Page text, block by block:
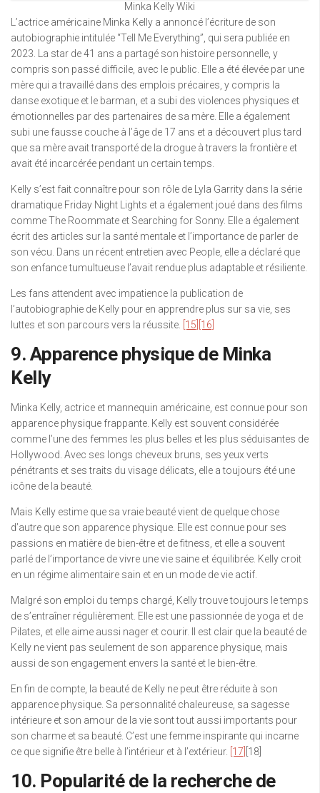
Minka Kelly Wiki
L’actrice américaine Minka Kelly a annoncé l’écriture de son
autobiographie intitulée “Tell Me Everything”, qui sera publiée en
2023. La star de 41 ans a partagé son histoire personnelle, y
compris son passé difficile, avec le public. Elle a été élevée par une
mère qui a travaillé dans des emplois précaires, y compris la
danse exotique et le barman, et a subi des violences physiques et
émotionnelles par des partenaires de sa mère. Elle a également
subi une fausse couche à l’âge de 17 ans et a découvert plus tard
que sa mère avait transporté de la drogue à travers la frontière et
avait été incarcérée pendant un certain temps.
Kelly s’est fait connaître pour son rôle de Lyla Garrity dans la série
dramatique Friday Night Lights et a également joué dans des films
comme The Roommate et Searching for Sonny. Elle a également
écrit des articles sur la santé mentale et l’importance de parler de
son vécu. Dans un récent entretien avec People, elle a déclaré que
son enfance tumultueuse l’avait rendue plus adaptable et résiliente.
Les fans attendent avec impatience la publication de
l’autobiographie de Kelly pour en apprendre plus sur sa vie, ses
luttes et son parcours vers la réussite.
[15] [16]
9. Apparence physique de Minka
Kelly
Minka Kelly, actrice et mannequin américaine, est connue pour son
apparence physique frappante. Kelly est souvent considérée
comme l’une des femmes les plus belles et les plus séduisantes de
Hollywood. Avec ses longs cheveux bruns, ses yeux verts
pénétrants et ses traits du visage délicats, elle a toujours été une
icône de la beauté.
Mais Kelly estime que sa vraie beauté vient de quelque chose
d’autre que son apparence physique. Elle est connue pour ses
passions en matière de bien-être et de fitness, et elle a souvent
parlé de l’importance de vivre une vie saine et équilibrée. Kelly croit
en un régime alimentaire sain et en un mode de vie actif.
Malgré son emploi du temps chargé, Kelly trouve toujours le temps
de s’entraîner régulièrement. Elle est une passionnée de yoga et de
Pilates, et elle aime aussi nager et courir. Il est clair que la beauté de
Kelly ne vient pas seulement de son apparence physique, mais
aussi de son engagement envers la santé et le bien-être.
En fin de compte, la beauté de Kelly ne peut être réduite à son
apparence physique. Sa personnalité chaleureuse, sa sagesse
intérieure et son amour de la vie sont tout aussi importants pour
son charme et sa beauté. C’est une femme inspirante qui incarne
ce que signifie être belle à l’intérieur et à l’extérieur. [17] [18]
10. Popularité de la recherche de